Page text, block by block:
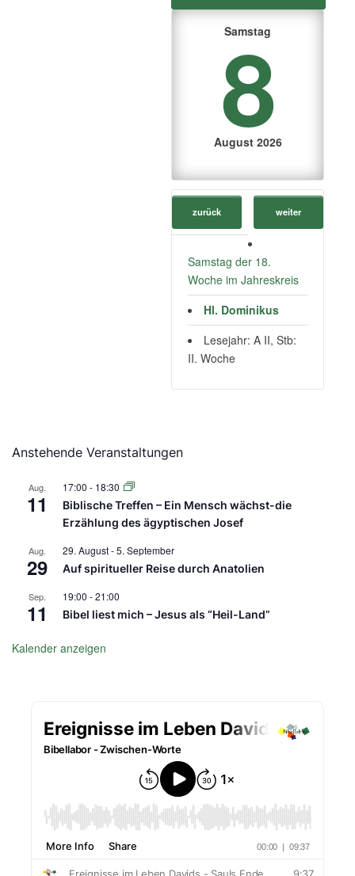
Samstag
8
August 2026
zurück weiter
Samstag der 18.
Woche im Jahreskreis
Hl. Dominikus
Lesejahr: A II, Stb:
II. Woche
Anstehende Veranstaltungen
Aug.
11
17:00 - 18:30
Biblische Treffen – Ein Mensch wächst-die
Erzählung des ägyptischen Josef
Aug.
29
29. August-5. September
Auf spiritueller Reise durch Anatolien
Sep.
11
19:00 -21:00
Bibel liest mich – Jesus als “Heil-Land”
Kalender anzeigen